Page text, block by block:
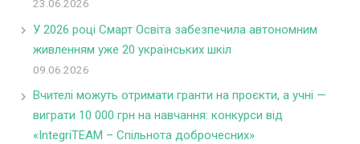
23.06.2026
У 2026 році Смарт Освіта забезпечила автономним
живленням уже 20 українських шкіл
09.06.2026
Вчителі можуть отримати гранти на проєкти, а учні —
виграти 10 000 грн на навчання: конкурси від
«IntegriTEAM – Спільнота доброчесних»